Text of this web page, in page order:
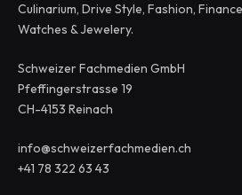
Culinarium, Drive Style, Fashion,
Watches & Jewelery.
Schweizer Fachmedien GmbH
Pfeffingerstrasse 19
CH-4153 Reinach
info@schweizerfachmedien.ch
+41 78 322 63 43